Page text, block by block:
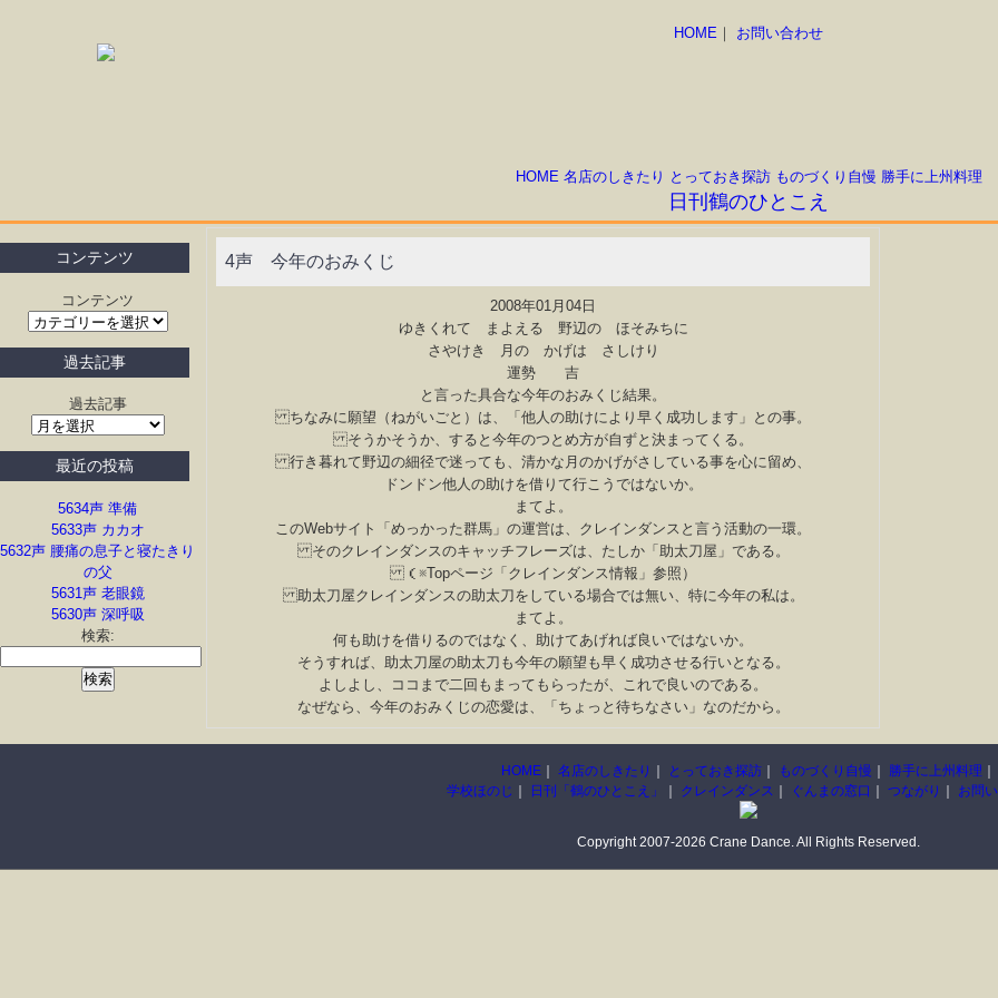
HOME ｜ お問い合わせ
HOME 名店のしきたり とっておき探訪 ものづくり自慢 勝手に上州料理
日刊鶴のひとこえ
コンテンツ
コンテンツ
過去記事
過去記事
最近の投稿
5634声 準備
5633声 カカオ
5632声 腰痛の息子と寝たきり
の父
5631声 老眼鏡
5630声 深呼吸
検索:
4声 今年のおみくじ
2008年01月04日
ゆきくれて まよえる 野辺の ほそみちに
さやけき 月の かげは さしけり
運勢 吉
と言った具合な今年のおみくじ結果。
ちなみに願望（ねがいごと）は、「他人の助けにより早く成功します」との事。
そうかそうか、すると今年のつとめ方が自ずと決まってくる。
行き暮れて野辺の細径で迷っても、清かな月のかげがさしている事を心に留め、
ドンドン他人の助けを借りて行こうではないか。
まてよ。
このWebサイト「めっかった群馬」の運営は、クレインダンスと言う活動の一環。
そのクレインダンスのキャッチフレーズは、たしか「助太刀屋」である。
（※Topページ「クレインダンス情報」参照）
助太刀屋クレインダンスの助太刀をしている場合では無い、特に今年の私は。
まてよ。
何も助けを借りるのではなく、助けてあげれば良いではないか。
そうすれば、助太刀屋の助太刀も今年の願望も早く成功させる行いとなる。
よしよし、ココまで二回もまってもらったが、これで良いのである。
なぜなら、今年のおみくじの恋愛は、「ちょっと待ちなさい」なのだから。
HOME 名店のしきたり とっておき探訪 ものづくり自慢 勝手に上州料理
学校ほのじ
日刊「鶴のひとこえ」 クレインダンス ぐんまの窓口 つながり お問
Copyright 2007-2026 Crane Dance. All Rights Reserved.